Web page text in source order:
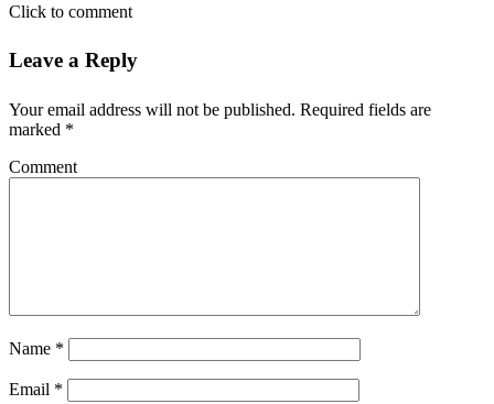
Click to comment
Leave a Reply
Your email address will not be published. Required fields are
marked *
Comment
Name *
Email *